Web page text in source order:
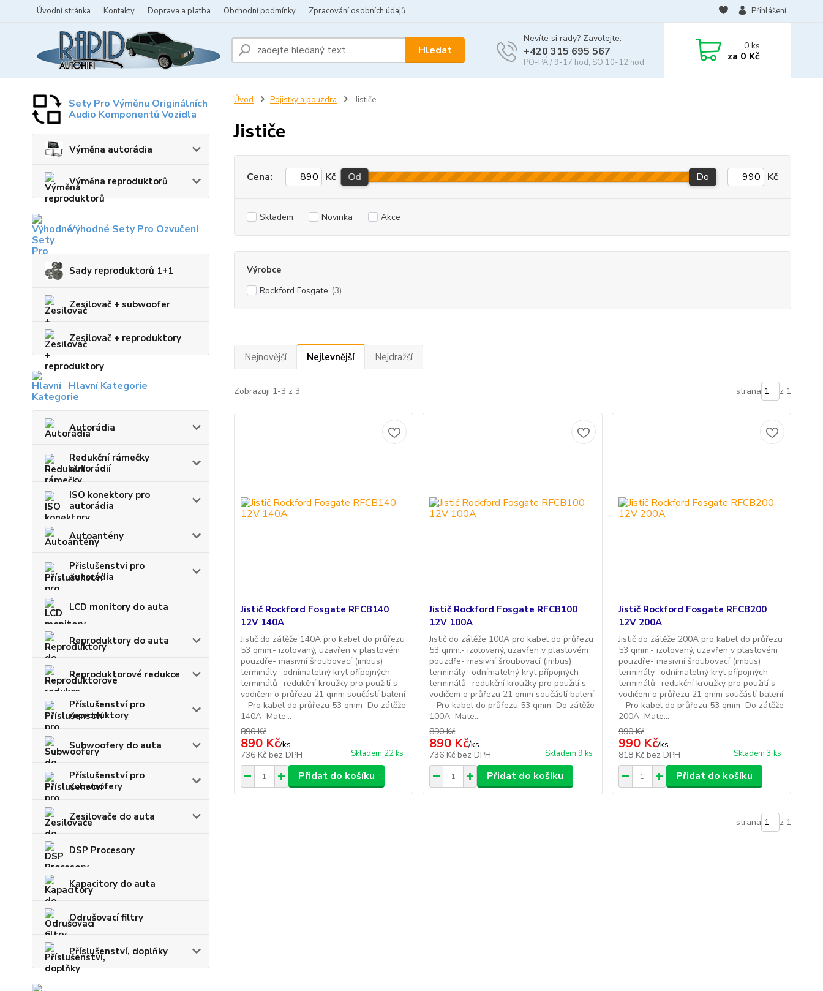
Úvodní stránka Kontakty Doprava a platba Obchodní podmínky Zpracování osobních údajů Přihlášení
Hledat
Nevíte si rady? Zavolejte.
+420 315 695 567
PO-PÁ / 9-17 hod, SO 10-12 hod
0ks
za 0 Kč
Sety Pro Výměnu Originálních
Audio Komponentů Vozidla
Výměna autorádia
Výměna reproduktorů
Výhodné Sety Pro Ozvučení
Sady reproduktorů 1+1
Zesilovač + subwoofer
Zesilovač + reproduktory
Hlavní Kategorie
Autorádia
Redukční rámečky
autorádií
ISO konektory pro
autorádia
Autoantény
Příslušenství pro
autorádia
LCD monitory do auta
Reproduktory do auta
Reproduktorové redukce
Příslušenství pro
reproduktory
Subwoofery do auta
Příslušenství pro
subwoofery
Zesilovače do auta
DSP Procesory
Kapacitory do auta
Odrušovací filtry
Příslušenství, doplňky
Úvod Pojistky a pouzdra Jističe
Jističe
Cena: Kč Od Do Kč
Skladem Novinka Akce
Výrobce
Rockford Fosgate (3)
Nejnovější Nejlevnější Nejdražší
Zobrazuji 1-3 z 3 strana z 1
Jistič Rockford Fosgate RFCB140
12V 140A
Jistič do zátěže 140A pro kabel do průřezu
53 qmm.- izolovaný, uzavřen v plastovém
pouzdře- masivní šroubovací (imbus)
terminály- odnímatelný kryt přípojných
terminálů- redukční kroužky pro použití s
vodičem o průřezu 21 qmm součástí balení
Pro kabel do průřezu 53 qmm Do zátěže
140A Mate...
890 Kč
890 Kč/ks
736 Kč bez DPH Skladem 22 ks
Přidat do košíku
Jistič Rockford Fosgate RFCB100
12V 100A
Jistič do zátěže 100A pro kabel do průřezu
53 qmm.- izolovaný, uzavřen v plastovém
pouzdře- masivní šroubovací (imbus)
terminály- odnímatelný kryt přípojných
terminálů- redukční kroužky pro použití s
vodičem o průřezu 21 qmm součástí balení
Pro kabel do průřezu 53 qmm Do zátěže
100A Mate...
890 Kč
890 Kč/ks
736 Kč bez DPH Skladem 9 ks
Přidat do košíku
Jistič Rockford Fosgate RFCB200
12V 200A
Jistič do zátěže 200A pro kabel do průřezu
53 qmm.- izolovaný, uzavřen v plastovém
pouzdře- masivní šroubovací (imbus)
terminály- odnímatelný kryt přípojných
terminálů- redukční kroužky pro použití s
vodičem o průřezu 21 qmm součástí balení
Pro kabel do průřezu 53 qmm Do zátěže
200A Mate...
990 Kč
990 Kč/ks
818 Kč bez DPH Skladem 3 ks
Přidat do košíku
strana z 1